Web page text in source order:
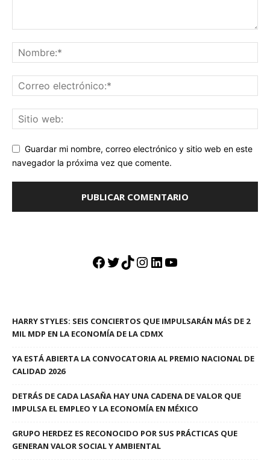
Guardar mi nombre, correo electrónico y sitio web en este
navegador la próxima vez que comente.
Facebook
Twitter
TikTok
Instagram
LinkedIn
YouTube
HARRY STYLES: SEIS CONCIERTOS QUE IMPULSARÁN MÁS DE 2
MIL MDP EN LA ECONOMÍA DE LA CDMX
YA ESTÁ ABIERTA LA CONVOCATORIA AL PREMIO NACIONAL DE
CALIDAD 2026
DETRÁS DE CADA LASAÑA HAY UNA CADENA DE VALOR QUE
IMPULSA EL EMPLEO Y LA ECONOMÍA EN MÉXICO
GRUPO HERDEZ ES RECONOCIDO POR SUS PRÁCTICAS QUE
GENERAN VALOR SOCIAL Y AMBIENTAL